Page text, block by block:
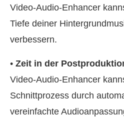
Video-Audio-Enhancer
Tiefe deiner
verbessern.
• Zeit in der
Video-Audio-Enhancer
Schnittprozess durch
vereinfachte